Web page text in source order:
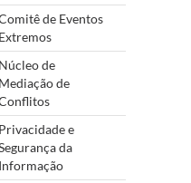
de Eventos
Extremos
Núcleo de
Mediação de
Privacidade e
da
Informação